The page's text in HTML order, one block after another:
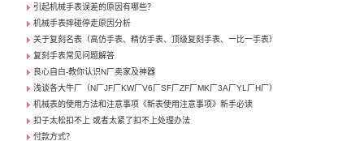
引起机械手表误差的原因有哪些？
机械手表摔碰停走原因分析
关于复刻名表（高仿手表、精仿手表、顶级复刻手表、一比一手表）
复刻手表常见问题解答
良心自白-教你认识N厂卖家及神器
浅谈各大牛厂（N厂JF厂KW厂V6厂SF厂ZF厂MK厂3A厂YL厂H厂）
机械表的使用方法和注意事项《新表使用注意事项》新手必读
扣子太松扣不上 或者太紧了扣不上处理办法
付款方式？